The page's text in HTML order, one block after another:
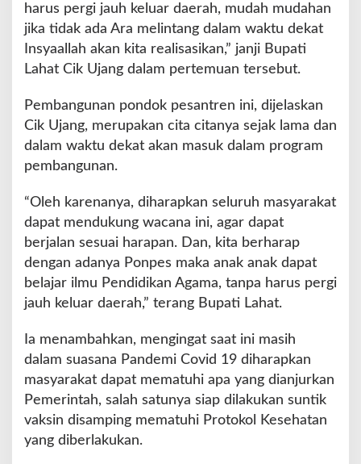
r
e
n
d
e
r
a
r
e
a
harus pergi jauh keluar daerah, mudah mudahan
jika tidak ada Ara melintang dalam waktu dekat
Insyaallah akan kita realisasikan,” janji Bupati
Lahat Cik Ujang dalam pertemuan tersebut.
Pembangunan pondok pesantren ini, dijelaskan
Cik Ujang, merupakan cita citanya sejak lama dan
dalam waktu dekat akan masuk dalam program
pembangunan.
“Oleh karenanya, diharapkan seluruh masyarakat
dapat mendukung wacana ini, agar dapat
berjalan sesuai harapan. Dan, kita berharap
dengan adanya Ponpes maka anak anak dapat
belajar ilmu Pendidikan Agama, tanpa harus pergi
jauh keluar daerah,” terang Bupati Lahat.
Ia menambahkan, mengingat saat ini masih
dalam suasana Pandemi Covid 19 diharapkan
masyarakat dapat mematuhi apa yang dianjurkan
Pemerintah, salah satunya siap dilakukan suntik
vaksin disamping mematuhi Protokol Kesehatan
yang diberlakukan.